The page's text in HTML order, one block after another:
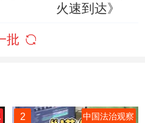
火速到达》
批
2 中国法治观察